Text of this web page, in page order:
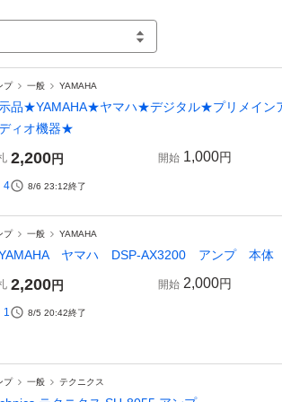
プ 一般 YAMAHA
品★YAMAHA★ヤマハ★デジタル★プリメイ
ィオ機器★
2,200円 開始 1,000円
4 8/6 23:12終了
プ 一般 YAMAHA
ヤマハ DSP-AX3200 アンプ 本体
2,200円 開始 2,000円
1 8/5 20:42終了
プ 一般 テクニクス